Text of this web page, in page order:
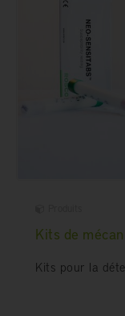
Kits de
Kits pour la